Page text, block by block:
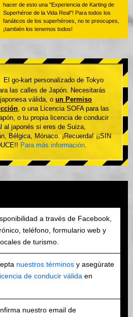
hacer de esto una "Experiencia de Karting de
Superhéroe de la Vida Real"! Para todos los
fanáticos de los superhéroes, no te preocupes,
¡también los tenemos todos!
El go-kart personalizado de Tokyo
las calles de Japón. Necesitarás
válida, o un Permiso
, o una Licencia SOFA para las
o tu propia licencia de conducir
al japonés si eres de Suiza,
Bélgica, Mónaco. ¡Recuerda! ¡¡SIN
Para más información
a través de Facebook,
teléfono, formulario web y
de turismo.
nuestros términos y asegúrate
de conducir válida en
nuestro email de